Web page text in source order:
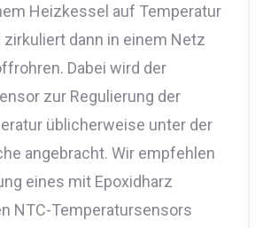
Heizkessel auf Temperatur
zirkuliert dann in einem Netz
Dabei wird der
zur Regulierung der
üblicherweise unter der
angebracht. Wir empfehlen
eines mit Epoxidharz
NTC-Temperatursensors